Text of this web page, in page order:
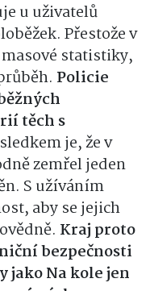
u uživatelů
Přestože v
statistiky,
Policie
těch s
je, že v
zemřel jeden
S užíváním
aby se jejich
Kraj proto
bezpečnosti
jako Na kole jen